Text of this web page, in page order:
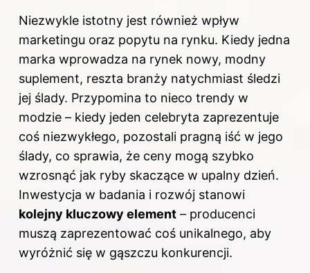
Niezwykle istotny jest również wpływ
marketingu oraz popytu na rynku. Kiedy jedna
marka wprowadza na rynek nowy, modny
suplement, reszta branży natychmiast śledzi
jej ślady. Przypomina to nieco trendy w
modzie – kiedy jeden celebryta zaprezentuje
coś niezwykłego, pozostali pragną iść w jego
ślady, co sprawia, że ceny mogą szybko
wzrosnąć jak ryby skaczące w upalny dzień.
Inwestycja w badania i rozwój stanowi
kolejny kluczowy element – producenci
muszą zaprezentować coś unikalnego, aby
wyróżnić się w gąszczu konkurencji.